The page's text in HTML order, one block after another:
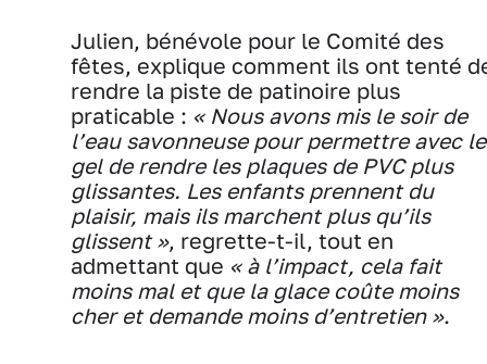
Julien, bénévole pour le Comité des
fêtes, explique comment ils ont tenté
rendre la piste de patinoire plus
praticable : « Nous avons mis le soir de
l’eau savonneuse pour permettre avec le
gel de rendre les plaques de PVC plus
glissantes. Les enfants prennent du
plaisir, mais ils marchent plus qu’ils
glissent », regrette-t-il, tout en
admettant que « à l’impact, cela fait
moins mal et que la glace coûte moins
cher et demande moins d’entretien ».